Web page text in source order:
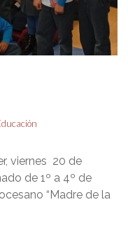
viernes 20 de
de 1º a 4º de
“Madre de la